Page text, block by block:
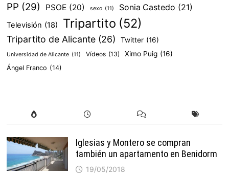
PP (29) PSOE (20) sexo (11) Sonia Castedo (21)
Televisión (18) Tripartito (52)
Tripartito de Alicante (26) Twitter (16)
Universidad de Alicante (11) Vídeos (13) Ximo Puig (16)
Ángel Franco (14)
Iglesias y Montero se compran
también un apartamento en Benidorm
19/05/2018